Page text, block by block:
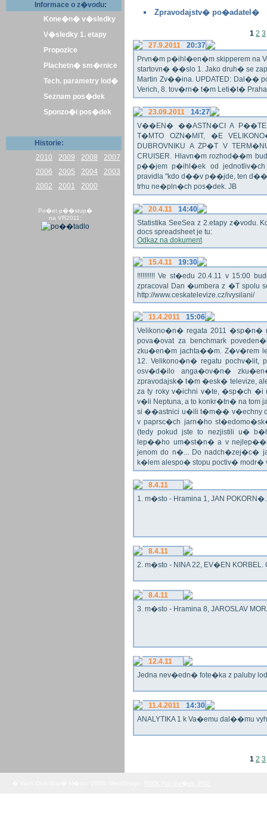
Informace o z�vodu:
Kone�n� v�sledky
V�sledky 1. etapy
Propozice
Plachetn� sm�rnice
Tech. parametry lod�
Seznam pos�dek
Sponzo�i pos�dek
Historie:
2010
2009 2008
2007
2006
2005 2004
2003
2002
2001 2000
Po�et p��stup�
na VR2011:
Zpravodajstv� po�adatel�
1 2 3
27.9.2011
20:37
Prvn�m p�ihl�en�m skipperem na
startovn� ��slo 1. Jako druh� se
Martin Zv��ina. UPDATED: Dal��
Verich, 8. tov�rn� t�m Leti�t� Praha
23.09.2011
14:27
V��EN� ��ASTN�CI A
T�MTO OZN�MIT, �E
DUBROVNIKU A ZP�T V
CRUISER. Hlavn�m rozhod��m
p��jem p�ihl�ek od
pravidla "kdo d��v p��jde, ten
trhu ne�pln�ch pos�dek. JB
20.4.11
14:40
Statistika SeeSea z 2.etapy z�vodu.
docs spreadsheet je tu:
Odkaz na dokument
15.4.11
19:30
!!!!!!!!!! Ve st�edu 20.4.11 v 15:00
zpracoval Dan �umbera z �T spolu
http://www.ceskatelevize.cz/ivysilani/
11.4.2011
15:06
Velikono�n� regata 2011 �sp�n�
pova�ovat za benchmark
zku�en�m jachta��m. Z�v�rem
12. Velikono�n� regatu
osv�d�ilo anga�ov�n�
zpravodajsk� t�m �esk� televize,
za ty roky v�ichni v�te, �sp�ch
v�li Neptuna, a to konkr�tn� na tom
si ��astnici u�ili t�m�� v�echny
v paprsc�ch jarn�ho
(tedy pokud jste to nezjistili u�
lep��ho um�st�n� a v
jenom do n�... Do nadch�zej�c�
k�lem alespo� stopu poctiv�
8.4.11
1. m�sto - Hramina 1, JAN
8.4.11
2. m�sto - NINA 22, EV�EN KORBEL.
8.4.11
3. m�sto - Hramina 8, JAROSLAV
12.4.11
Jedna nev�edn� fote�ka z paluby
11.4.2011
14:30
ANALYTIKA 1 k Va�emu dal��mu
1 2 3